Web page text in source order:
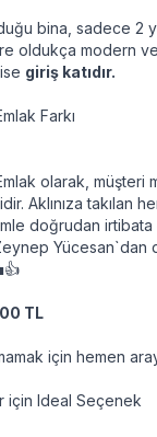
bina, sadece 2
oldukça modern ve
giriş katıdır.
Farkı
olarak, müşteri
Aklınıza takılan
doğrudan
Yücesan`dan
TL
için hemen
için Ideal Seçenek